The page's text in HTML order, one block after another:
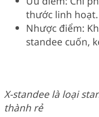
thước linh hoạt.
Nhược điểm:
standee cuốn,
X-standee là loại
thành rẻ